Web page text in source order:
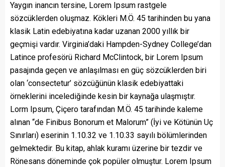
Yaygın inancın tersine, Lorem Ipsum rastgele
sözcüklerden oluşmaz. Kökleri M.Ö. 45 tarihinden bu yana
klasik Latin edebiyatına kadar uzanan 2000 yıllık bir
geçmişi vardır. Virginia’daki Hampden-Sydney College’dan
Latince profesörü Richard McClintock, bir Lorem Ipsum
pasajında geçen ve anlaşılması en güç sözcüklerden biri
olan ‘consectetur’ sözcüğünün klasik edebiyattaki
örneklerini incelediğinde kesin bir kaynağa ulaşmıştır.
Lorm Ipsum, Çiçero tarafından M.Ö. 45 tarihinde kaleme
alınan “de Finibus Bonorum et Malorum” (İyi ve Kötünün Uç
Sınırları) eserinin 1.10.32 ve 1.10.33 sayılı bölümlerinden
gelmektedir. Bu kitap, ahlak kuramı üzerine bir tezdir ve
Rönesans döneminde çok popüler olmuştur. Lorem Ipsum